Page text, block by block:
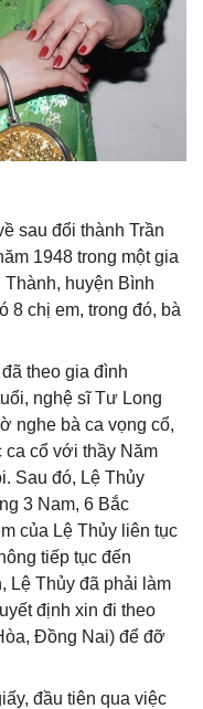
sau đổi thành Trần
1948 trong một gia
huyện Bình
8 chị em, trong đó, bà
theo gia đình
nghệ sĩ Tư Long
nghe bà ca vọng cổ,
ca cổ với thầy Năm
Sau đó, Lệ Thủy
3 Nam, 6 Bắc
của Lệ Thủy liên tục
tiếp tục đến
Lệ Thủy đã phải làm
định xin đi theo
Đồng Nai) để đỡ
đầu tiên qua việc